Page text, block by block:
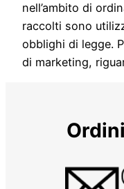
nell’ambito di
raccolti sono
obblighi di legge.
di marketing,